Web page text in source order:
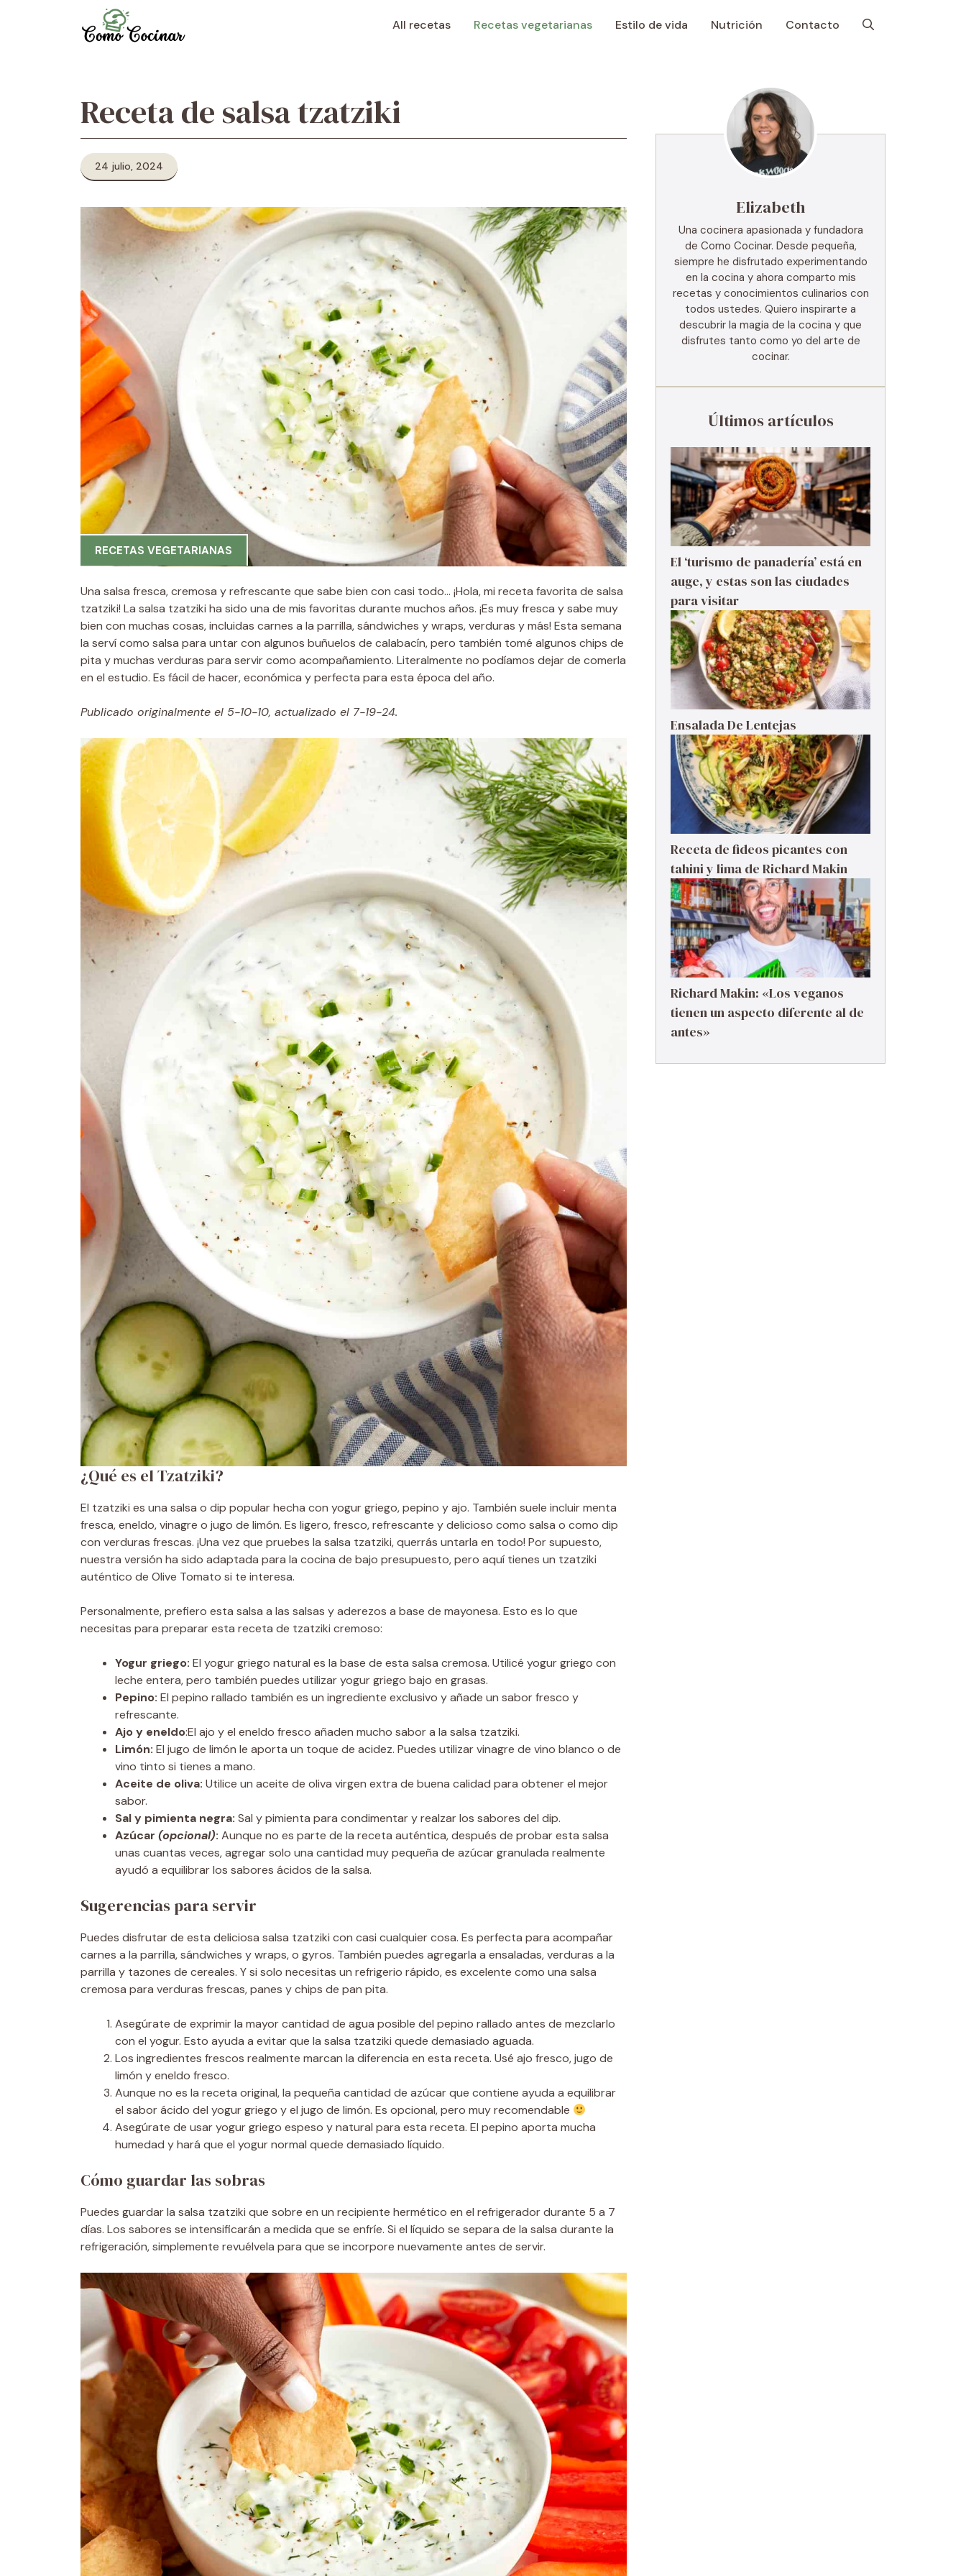
All recetas Recetas vegetarianas Estilo de vida Nutrición Contacto
Receta de salsa tzatziki
24 julio, 2024
RECETAS VEGETARIANAS
Una salsa fresca, cremosa y refrescante que sabe bien con casi todo… ¡Hola, mi receta favorita de salsa
tzatziki! La salsa tzatziki ha sido una de mis favoritas durante muchos años. ¡Es muy fresca y sabe muy
bien con muchas cosas, incluidas carnes a la parrilla, sándwiches y wraps, verduras y más! Esta semana
la serví como salsa para untar con algunos buñuelos de calabacín, pero también tomé algunos chips de
pita y muchas verduras para servir como acompañamiento. Literalmente no podíamos dejar de comerla
en el estudio. Es fácil de hacer, económica y perfecta para esta época del año.
Publicado originalmente el 5-10-10, actualizado el 7-19-24.
¿Qué es el Tzatziki?
El tzatziki es una salsa o dip popular hecha con yogur griego, pepino y ajo. También suele incluir menta
fresca, eneldo, vinagre o jugo de limón. Es ligero, fresco, refrescante y delicioso como salsa o como dip
con verduras frescas. ¡Una vez que pruebes la salsa tzatziki, querrás untarla en todo! Por supuesto,
nuestra versión ha sido adaptada para la cocina de bajo presupuesto, pero aquí tienes un tzatziki
auténtico de Olive Tomato si te interesa.
Personalmente, prefiero esta salsa a las salsas y aderezos a base de mayonesa. Esto es lo que
necesitas para preparar esta receta de tzatziki cremoso:
Yogur griego: El yogur griego natural es la base de esta salsa cremosa. Utilicé yogur griego con
leche entera, pero también puedes utilizar yogur griego bajo en grasas.
Pepino: El pepino rallado también es un ingrediente exclusivo y añade un sabor fresco y
refrescante.
Ajo y eneldo:El ajo y el eneldo fresco añaden mucho sabor a la salsa tzatziki.
Limón: El jugo de limón le aporta un toque de acidez. Puedes utilizar vinagre de vino blanco o de
vino tinto si tienes a mano.
Aceite de oliva: Utilice un aceite de oliva virgen extra de buena calidad para obtener el mejor
sabor.
Sal y pimienta negra: Sal y pimienta para condimentar y realzar los sabores del dip.
Azúcar (opcional): Aunque no es parte de la receta auténtica, después de probar esta salsa
unas cuantas veces, agregar solo una cantidad muy pequeña de azúcar granulada realmente
ayudó a equilibrar los sabores ácidos de la salsa.
Sugerencias para servir
Puedes disfrutar de esta deliciosa salsa tzatziki con casi cualquier cosa. Es perfecta para acompañar
carnes a la parrilla, sándwiches y wraps, o gyros. También puedes agregarla a ensaladas, verduras a la
parrilla y tazones de cereales. Y si solo necesitas un refrigerio rápido, es excelente como una salsa
cremosa para verduras frescas, panes y chips de pan pita.
Asegúrate de exprimir la mayor cantidad de agua posible del pepino rallado antes de mezclarlo
con el yogur. Esto ayuda a evitar que la salsa tzatziki quede demasiado aguada.
Los ingredientes frescos realmente marcan la diferencia en esta receta. Usé ajo fresco, jugo de
limón y eneldo fresco.
Aunque no es la receta original, la pequeña cantidad de azúcar que contiene ayuda a equilibrar
el sabor ácido del yogur griego y el jugo de limón. Es opcional, pero muy recomendable
Asegúrate de usar yogur griego espeso y natural para esta receta. El pepino aporta mucha
humedad y hará que el yogur normal quede demasiado líquido.
Cómo guardar las sobras
Puedes guardar la salsa tzatziki que sobre en un recipiente hermético en el refrigerador durante 5 a 7
días. Los sabores se intensificarán a medida que se enfríe. Si el líquido se separa de la salsa durante la
refrigeración, simplemente revuélvela para que se incorpore nuevamente antes de servir.
Elizabeth
Una cocinera apasionada y fundadora
de Como Cocinar. Desde pequeña,
siempre he disfrutado experimentando
en la cocina y ahora comparto mis
recetas y conocimientos culinarios con
todos ustedes. Quiero inspirarte a
descubrir la magia de la cocina y que
disfrutes tanto como yo del arte de
cocinar.
Últimos artículos
El ‘turismo de panadería’ está en
auge, y estas son las ciudades
para visitar
Ensalada De Lentejas
Receta de fideos picantes con
tahini y lima de Richard Makin
Richard Makin: «Los veganos
tienen un aspecto diferente al de
antes»